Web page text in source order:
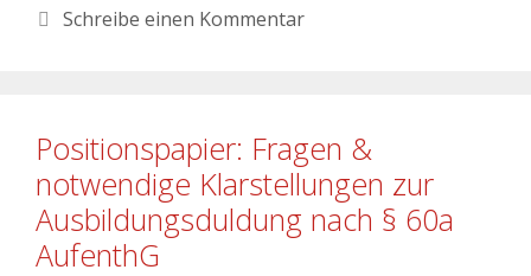
Schreibe einen Kommentar
Positionspapier: Fragen &
notwendige Klarstellungen zur
Ausbildungsduldung nach § 60a
AufenthG